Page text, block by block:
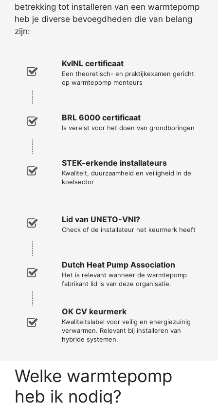
betrekking tot installeren van een warmtepomp
heb je diverse bevoegdheden die van belang
zijn:
KvINL certificaat
Een theoretisch- en praktijkexamen gericht
op warmtepomp monteurs
BRL 6000 certificaat
Is vereist voor het doen van grondboringen
STEK-erkende installateurs
Kwaliteit, duurzaamheid en veiligheid in de
koelsector
Lid van UNETO-VNI?
Check of de installateur het keurmerk heeft
Dutch Heat Pump Association
Het is relevant wanneer de warmtepomp
fabrikant lid is van deze organisatie.
OK CV keurmerk
Kwaliteitslabel voor veilig en energiezuinig
verwarmen. Relevant bij installeren van
hybride systemen.
Welke warmtepomp
heb ik nodig?